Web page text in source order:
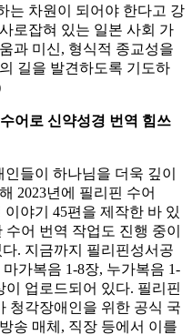
는 차원이 되어야 한다고 강
로잡혀 있는 일본 사회 가
과 미신, 형식적 종교성을
길을 발견하도록 기도하
어로 신약성경 번역 힘쓰
들이 하나님을 더욱 깊이
2023년에 필리핀 수어
이야기 45편을 제작한 바 있
어 번역 작업도 진행 중이
. 지금까지 필리핀성서공
가복음 1-8장, 누가복음 1-
업로드되어 있다. 필리핀
청각장애인을 위한 공식 국
송 매체, 직장 등에서 이를